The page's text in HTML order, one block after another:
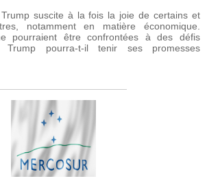
Trump suscite à la fois la joie de certains et
notamment en matière économique.
pourraient être confrontées à des défis
Trump pourra-t-il tenir ses promesses